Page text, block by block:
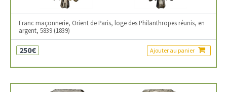
Franc maçonnerie, Orient de Paris, loge des Philanthropes réunis, en
argent, 5839 (1839)
250€ Ajouter au panier